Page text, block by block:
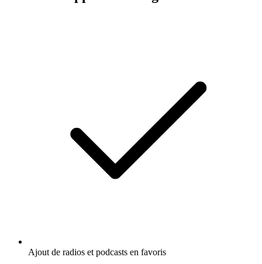
Ajout de radios et podcasts en favoris